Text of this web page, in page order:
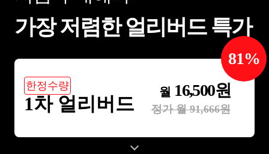
으면 하는 부분이 있나요? 6. 홈페이지에
들어갔으면 하는 컨텐츠는 ? - 메뉴 , 메인
어봤습니다.
가장 저렴한 얼리버드 특가
한정수량
1차 얼리버드
월 16,500원
정가 월91,666원
81%